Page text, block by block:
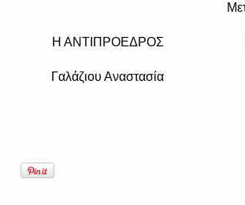
Η ΑΝΤΙΠΡΟΕΔΡΟΣ Ο
Γαλάζιου